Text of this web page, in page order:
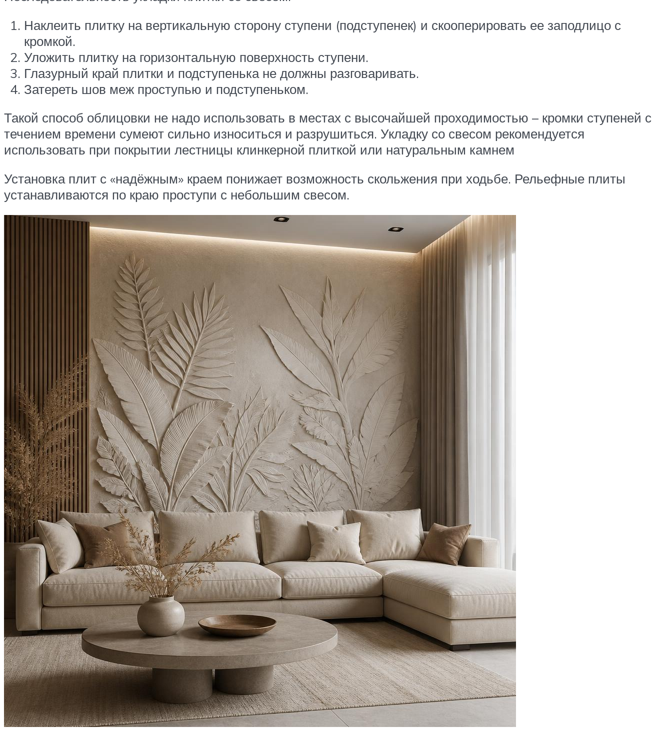
Наклеить плитку на вертикальную сторону ступени (подступенек) и скооперировать ее заподлицо с
кромкой.
Уложить плитку на горизонтальную поверхность ступени.
Глазурный край плитки и подступенька не должны разговаривать.
Затереть шов меж проступью и подступеньком.
Такой способ облицовки не надо использовать в местах с высочайшей проходимостью – кромки ступеней с
течением времени сумеют сильно износиться и разрушиться. Укладку со свесом рекомендуется
использовать при покрытии лестницы клинкерной плиткой или натуральным камнем
Установка плит с «надёжным» краем понижает возможность скольжения при ходьбе. Рельефные плиты
устанавливаются по краю проступи с небольшим свесом.